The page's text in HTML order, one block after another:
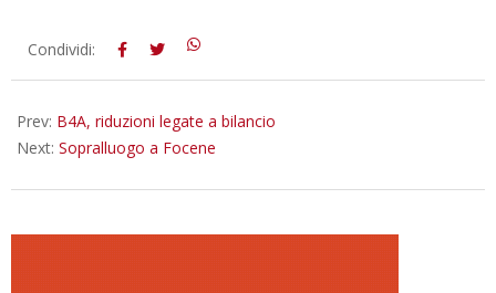
2013-
Condividi:
Prev: B4A, riduzioni legate a bilancio
Next: Sopralluogo a Focene